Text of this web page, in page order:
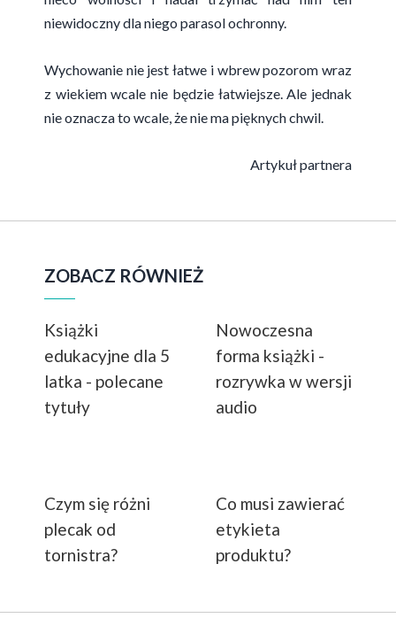
niewidoczny dla niego parasol ochronny.
Wychowanie nie jest łatwe i wbrew pozorom wraz
z wiekiem wcale nie będzie łatwiejsze. Ale jednak
nie oznacza to wcale, że nie ma pięknych chwil.
Artykuł partnera
ZOBACZ RÓWNIEŻ
Książki
edukacyjne dla 5
latka - polecane
tytuły
Nowoczesna
forma książki -
rozrywka w wersji
audio
Czym się różni
plecak od
tornistra?
Co musi zawierać
etykieta
produktu?